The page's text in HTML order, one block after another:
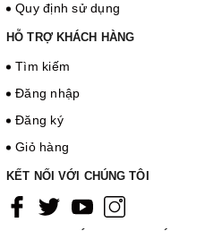
Quy định sử dụng
HỖ TRỢ KHÁCH HÀNG
Tìm kiếm
Đăng nhập
Đăng ký
Giỏ hàng
KẾT NỐI VỚI CHÚNG TÔI